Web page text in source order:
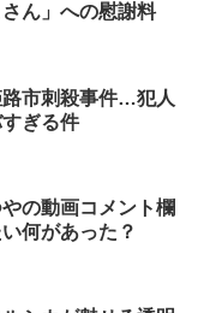
ん」への慰謝料
路市刺殺事件…犯人
ぎる件
の動画コメント欄
何があった？